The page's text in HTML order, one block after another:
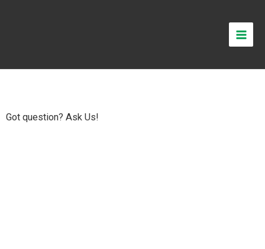
Got question? Ask Us!